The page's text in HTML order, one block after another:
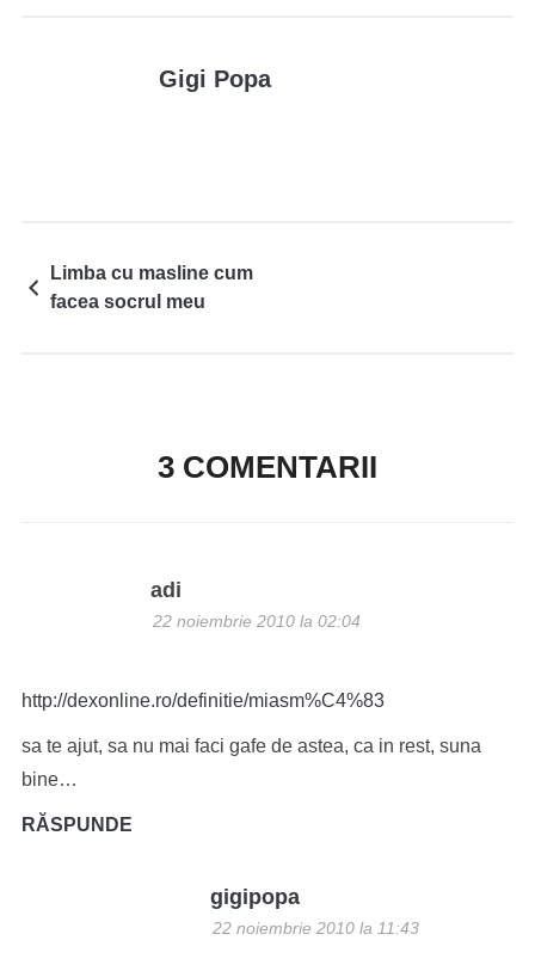
Gigi Popa
Limba cu masline cum
facea socrul meu
3 COMENTARII
adi
22 noiembrie 2010 la 02:04
http://dexonline.ro/definitie/miasm%C4%83
sa te ajut, sa nu mai faci gafe de astea, ca in rest, suna
bine…
RĂSPUNDE
gigipopa
22 noiembrie 2010 la 11:43